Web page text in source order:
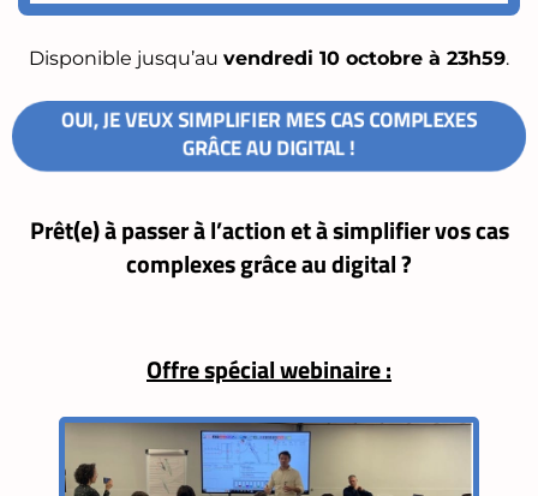
Disponible jusqu’au vendredi 10 octobre à 23h59.
OUI, JE VEUX SIMPLIFIER MES CAS COMPLEXES
GRÂCE AU DIGITAL !
Prêt(e) à passer à l’action et à simplifier vos cas
complexes grâce au digital ?
Offre spécial webinaire :